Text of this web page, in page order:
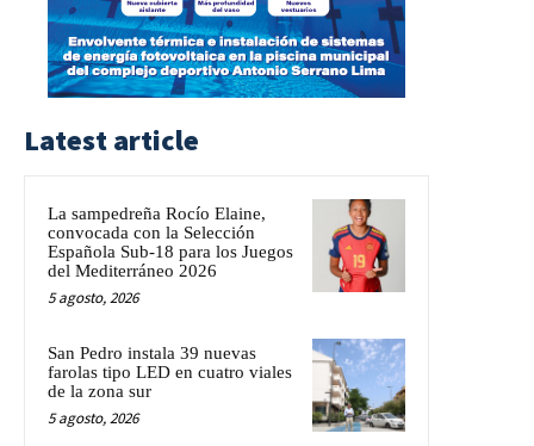
Latest article
La sampedreña Rocío Elaine,
convocada con la Selección
Española Sub-18 para los Juegos
del Mediterráneo 2026
5 agosto, 2026
San Pedro instala 39 nuevas
farolas tipo LED en cuatro viales
de la zona sur
5 agosto, 2026